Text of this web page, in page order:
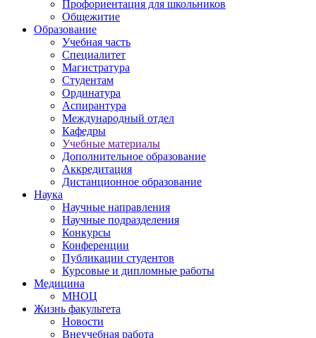
Профориентация для школьников
Общежитие
Образование
Учебная часть
Специалитет
Магистратура
Студентам
Ординатура
Аспирантура
Международный отдел
Кафедры
Учебные материалы
Дополнительное образование
Аккредитация
Дистанционное образование
Наука
Научные направления
Научные подразделения
Конкурсы
Конференции
Публикации студентов
Курсовые и дипломные работы
Медицина
МНОЦ
Жизнь факультета
Новости
Внеучебная работа